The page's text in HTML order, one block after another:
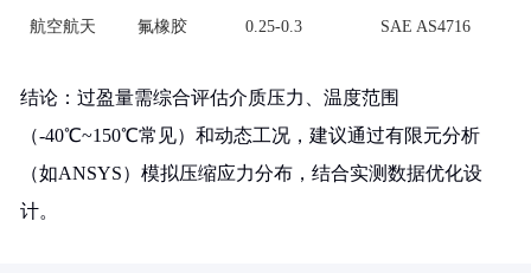
航空航天 氟橡胶 0.25-0.3 SAE AS4716
结论：过盈量需综合评估介质压力、温度范围
（-40℃~150℃常见）和动态工况，建议通过有限元分析
（如ANSYS）模拟压缩应力分布，结合实测数据优化设
计。